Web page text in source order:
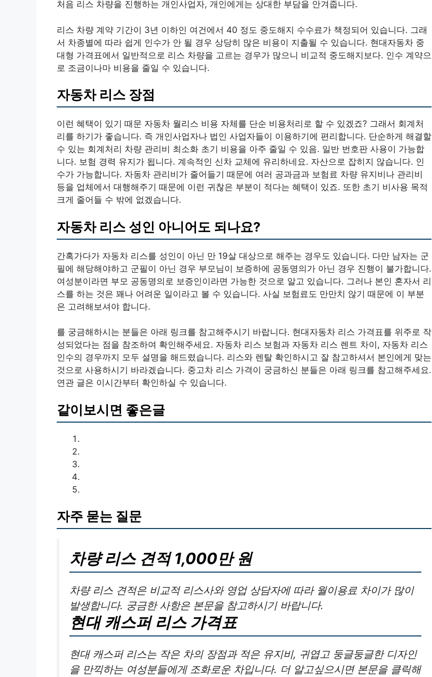
처음 리스 차량을 진행하는 개인사업자, 개인에게는 상대한 부담을 안겨줍니다.
리스 차량 계약 기간이 3년 이하인 여건에서 40 정도 중도해지 수수료가 책정되어 있습니다. 그래
서 차종별에 따라 쉽게 인수가 안 될 경우 상당히 많은 비용이 지출될 수 있습니다. 현대자동차 중
대형 가격표에서 일반적으로 리스 차량을 고르는 경우가 많으니 비교적 중도해지보다. 인수 계약으
로 조금이나마 비용을 줄일 수 있습니다.
자동차 리스 장점
이런 혜택이 있기 때문 자동차 월리스 비용 자체를 단순 비용처리로 할 수 있겠죠? 그래서 회계처
리를 하기가 좋습니다. 즉 개인사업자나 법인 사업자들이 이용하기에 편리합니다. 단순하게 해결할
수 있는 회계처리 차량 관리비 최소화 초기 비용을 아주 줄일 수 있음. 일반 번호판 사용이 가능합
니다. 보험 경력 유지가 됩니다. 계속적인 신차 교체에 유리하네요. 자산으로 잡히지 않습니다. 인
수가 가능합니다. 자동차 관리비가 줄어들기 때문에 여러 공과금과 보험료 차량 유지비나 관리비
등을 업체에서 대행해주기 때문에 이런 귀찮은 부분이 적다는 혜택이 있죠. 또한 초기 비사용 목적
크게 줄어들 수 밖에 없겠습니다.
자동차 리스 성인 아니어도 되나요?
간혹가다가 자동차 리스를 성인이 아닌 만 19살 대상으로 해주는 경우도 있습니다. 다만 남자는 군
필에 해당해야하고 군필이 아닌 경우 부모님이 보증하에 공동명의가 아닌 경우 진행이 불가합니다.
여성분이라면 부모 공동명의로 보증인이라면 가능한 것으로 알고 있습니다. 그러나 본인 혼자서 리
스를 하는 것은 꽤나 어려운 일이라고 볼 수 있습니다. 사실 보험료도 만만치 않기 때문에 이 부분
은 고려해보셔야 합니다.
를 궁금해하시는 분들은 아래 링크를 참고해주시기 바랍니다. 현대자동차 리스 가격표를 위주로 작
성되었다는 점을 참조하여 확인해주세요. 자동차 리스 보험과 자동차 리스 렌트 차이, 자동차 리스
인수의 경우까지 모두 설명을 해드렸습니다. 리스와 렌탈 확인하시고 잘 참고하셔서 본인에게 맞는
것으로 사용하시기 바라겠습니다. 중고차 리스 가격이 궁금하신 분들은 아래 링크를 참고해주세요.
연관 글은 이시간부터 확인하실 수 있습니다.
같이보시면 좋은글
자주 묻는 질문
차량 리스 견적 1,000만 원
차량 리스 견적은 비교적 리스사와 영업 상담자에 따라 월이용료 차이가 많이
발생합니다. 궁금한 사항은 본문을 참고하시기 바랍니다.
현대 캐스퍼 리스 가격표
현대 캐스퍼 리스는 작은 차의 장점과 적은 유지비, 귀엽고 둥글둥글한 디자인
을 만끽하는 여성분들에게 조화로운 차입니다. 더 알고싶으시면 본문을 클릭해